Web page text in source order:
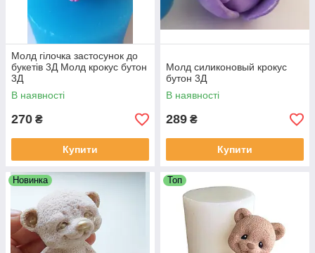
Молд гілочка застосунок до
букетів 3Д Молд крокус бутон
3Д
В наявності
270 ₴
Купити
Молд силиконовый крокус
бутон 3Д
В наявності
289 ₴
Купити
Новинка Топ